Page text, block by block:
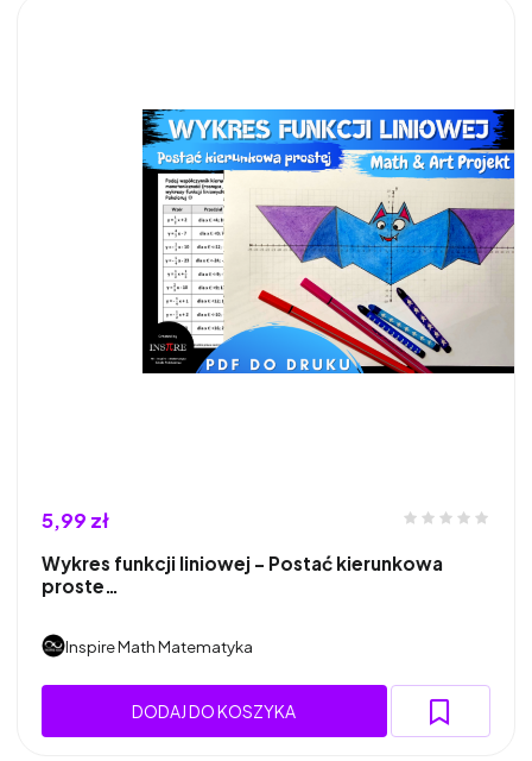
5,99 zł
Wykres funkcji liniowej - Postać kierunkowa
proste…
Inspire Math Matematyka
DODAJ DO KOSZYKA